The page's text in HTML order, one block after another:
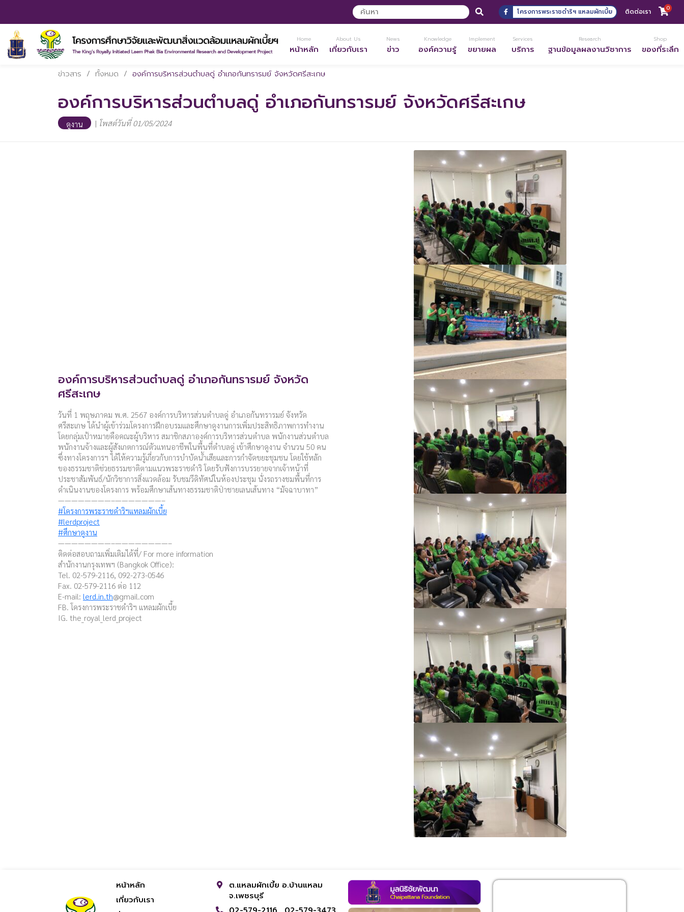
โครงการพระราชดำริฯ แหลมผักเบี้ย ติดต่อเรา 0
Home
หน้าหลัก
About Us
เกี่ยวกับเรา
News
ข่าว
Knowledge
องค์ความรู้
Implement
ขยายผล
Services
บริการ
Research
ฐานข้อมูลผลงานวิชาการ
Shop
ของที่ระลึก
ข่าวสาร / ทั้งหมด / องค์การบริหารส่วนตำบลดู่ อำเภอกันทรารมย์ จังหวัดศรีสะเกษ
องค์การบริหารส่วนตำบลดู่ อำเภอกันทรารมย์ จังหวัดศรีสะเกษ
ดูงาน | โพสต์วันที่ 01/05/2024
องค์การบริหารส่วนตำบลดู่ อำเภอกันทรารมย์ จังหวัด
ศรีสะเกษ
วันที่ 1 พฤษภาคม พ.ศ. 2567 องค์การบริหารส่วนตำบลดู่ อำเภอกันทรารมย์ จังหวัด
ศรีสะเกษ ได้นำผู้เข้าร่วมโครงการฝึกอบรมและศึกษาดูงานการเพิ่มประสิทธิภาพการทำงาน
โดยกลุ่มเป้าหมายคือคณะผู้บริหาร สมาชิกสภาองค์การบริหารส่วนตำบล พนักงานส่วนตำบล
พนักงานจ้างและผู้สังเกตการณ์ตัวแทนอาชีพในพื้นที่ตำบลดู่ เข้าศึกษาดูงาน จำนวน 50 คน
ซึ่งทางโครงการฯ ได้ให้ความรู้เกี่ยวกับการบำบัดน้ำเสียและการกำจัดขยะชุมชน โดยใช้หลัก
ของธรรมชาติช่วยธรรมชาติตามแนวพระราชดำริ โดยรับฟังการบรรยายจากเจ้าหน้าที่
ประชาสัมพันธ์/นักวิชาการสิ่งแวดล้อม รับชมวีดิทัศน์ในห้องประชุม นั่งรถรางชมพื้นที่การ
ดำเนินงานของโครงการ พร้อมศึกษาเส้นทางธรรมชาติป่าชายเลนเส้นทาง “มัจฉาบาทา”
————————–———————–
#โครงการพระราชดำริฯแหลมผักเบี้ย
#lerdproject
#ศึกษาดูงาน
————————–————————–
ติดต่อสอบถามเพิ่มเติมได้ที่/ For more information
สำนักงานกรุงเทพฯ (Bangkok Office):
Tel. 02-579-2116, 092-273-0546
Fax. 02-579-2116 ต่อ 112
E-mail: lerd.in.th@gmail.com
FB. โครงการพระราชดำริฯ แหลมผักเบี้ย
IG. the_royal_lerd_project
หน้าหลัก
เกี่ยวกับเรา
ต.แหลมผักเบี้ย อ.บ้านแหลม
จ.เพชรบุรี